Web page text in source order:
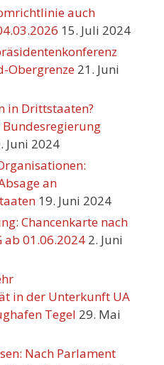
auch
15. Juli 2024
Obergrenze 21. Juni
in Drittstaaten?
Juni 2024
an
19. Juni 2024
Chancenkarte nach
ab 01.06.2024 2. Juni
in der Unterkunft UA
Tegel 29. Mai
Nach Parlament